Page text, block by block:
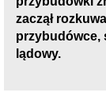
zaczął
przybudówce,
lądowy.